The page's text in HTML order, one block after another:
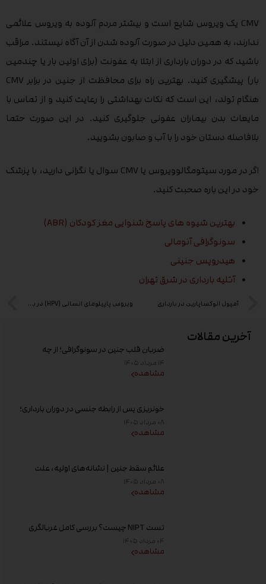
آخرین مقالات
ضربان قلب جنین در سونوگرافی؛ از چه
هفته‌ای دیده می‌شود؟
۱۴ مرداد ۱۴۰۵
مشاهده
خونریزی پس از رابطه جنسی در دوران بارداری؛
علت و زمان مراجعه به پزشک
۰۸ مرداد ۱۴۰۵
مشاهده
علائم سقط جنین | نشانه‌های اولیه، علت
خونریزی، عوامل خطر و زمان مراجعه به پزشک
۰۸ مرداد ۱۴۰۵
مشاهده
تست NIPT چیست؟ بررسی کامل غربالگری
غیر تهاجمی پیش از تولد، زمان انجام و تفسیر
جواب
۰۴ مرداد ۱۴۰۵
مشاهده
CMV یک ویروس شایع است و بیشتر مردم آلوده به ویروس علائمی
ندارند، به همین دلیل در صورت آلوده شدن از آن آگاه نیستند. مراقب
باشید که در دوران بارداری از ابتلا به عفونت (برای اولین بار یا چندمین
بار) پیشگیری کنید. بهترین راه برای محافظت از جنین در برابر CMV
هنگام تولد، این است که نکات بهداشتی را رعایت کنید و از تماس با
مایعات بدن بیماران عفونی جلوگیری کنید. در این صورت حتما
بلافاصله دستان خود را با آب و صابون بشویید.
اگر در مورد سیتومگالوویروس یا CMV سوال یا نگرانی دارید، با پزشک
خود در این باره صحبت کنید.
بهترین شیوه های پاسخ شنوایی مغز کودکان (ABR)
سونوگرافی آنومالی
هیدروپس جنینی
آتلیه بارداری در شرق تهران
آمپول انوکساپارین در بارداری ویروس پاپیلومای انسانی (HPV) در بارداری